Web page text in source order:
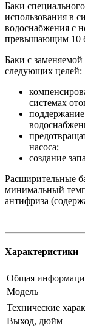
Баки
использования в
водоснабжения с
превышающим 10
Баки с
следующих целей:
системах
поддержание
насоса;
создание
Расширительные
минимальный
антифриза
Характеристики
Общая
Модель
Технические
Выход, дюйм